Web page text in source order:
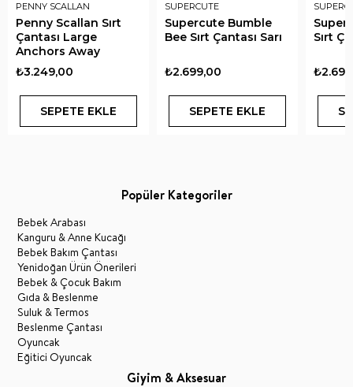
PENNY SCALLAN
Penny Scallan Sırt
Çantası Large
Anchors Away
₺3.249,00
SEPETE EKLE
SUPERCUTE
Supercute Bumble
Bee Sırt Çantası Sarı
₺2.699,00
SEPETE EKLE
Sırt
Popüler Kategoriler
Bebek Arabası
Kanguru & Anne Kucağı
Bebek Bakım Çantası
Yenidoğan Ürün Önerileri
Bebek & Çocuk Bakım
Gıda & Beslenme
Suluk & Termos
Beslenme Çantası
Oyuncak
Eğitici Oyuncak
Giyim & Aksesuar